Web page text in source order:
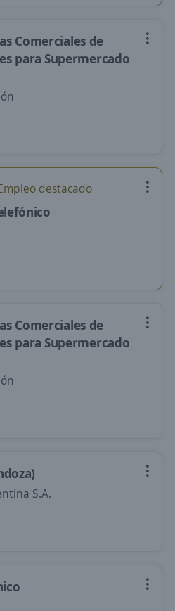
Comerciales de
para Supermercado
destacado
Comerciales de
para Supermercado
S.A.